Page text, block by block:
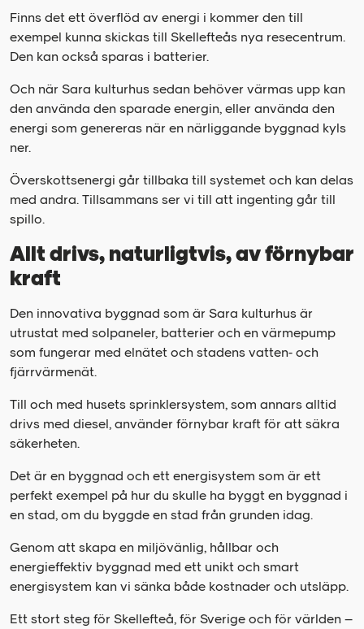
Finns det ett överflöd av energi i kommer den till
exempel kunna skickas till Skellefteås nya resecentrum.
Den kan också sparas i batterier.
Och när Sara kulturhus sedan behöver värmas upp kan
den använda den sparade energin, eller använda den
energi som genereras när en närliggande byggnad kyls
ner.
Överskottsenergi går tillbaka till systemet och kan delas
med andra. Tillsammans ser vi till att ingenting går till
spillo.
Allt drivs, naturligtvis, av förnybar
kraft
Den innovativa byggnad som är Sara kulturhus är
utrustat med solpaneler, batterier och en värmepump
som fungerar med elnätet och stadens vatten- och
fjärrvärmenät.
Till och med husets sprinklersystem, som annars alltid
drivs med diesel, använder förnybar kraft för att säkra
säkerheten.
Det är en byggnad och ett energisystem som är ett
perfekt exempel på hur du skulle ha byggt en byggnad i
en stad, om du byggde en stad från grunden idag.
Genom att skapa en miljövänlig, hållbar och
energieffektiv byggnad med ett unikt och smart
energisystem kan vi sänka både kostnader och utsläpp.
Ett stort steg för Skellefteå, för Sverige och för världen –